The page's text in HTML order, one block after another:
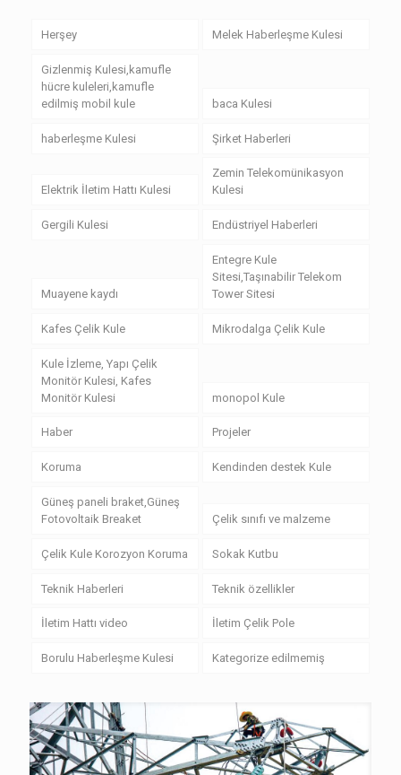
Herşey Melek Haberleşme Kulesi
Gizlenmiş Kulesi,kamufle
hücre kuleleri,kamufle
edilmiş mobil kule
baca Kulesi
haberleşme Kulesi Şirket Haberleri
Elektrik İletim Hattı Kulesi
Zemin Telekomünikasyon
Kulesi
Gergili Kulesi Endüstriyel Haberleri
Muayene kaydı
Entegre Kule
Sitesi,Taşınabilir Telekom
Tower Sitesi
Kafes Çelik Kule Mikrodalga Çelik Kule
Kule İzleme, Yapı Çelik
Monitör Kulesi, Kafes
Monitör Kulesi
monopol Kule
Haber Projeler
Koruma Kendinden destek Kule
Güneş paneli braket,Güneş
Fotovoltaik Breaket
Çelik sınıfı ve malzeme
Çelik Kule Korozyon Koruma Sokak Kutbu
Teknik Haberleri Teknik özellikler
İletim Hattı video İletim Çelik Pole
Borulu Haberleşme Kulesi Kategorize edilmemiş